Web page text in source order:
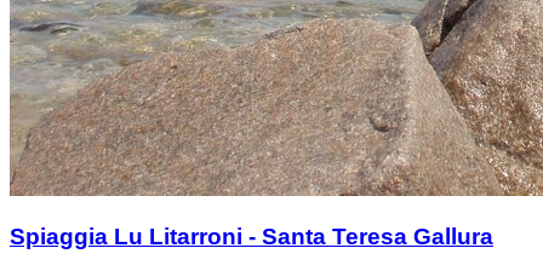
Spiaggia Lu Litarroni - Santa Teresa Gallura